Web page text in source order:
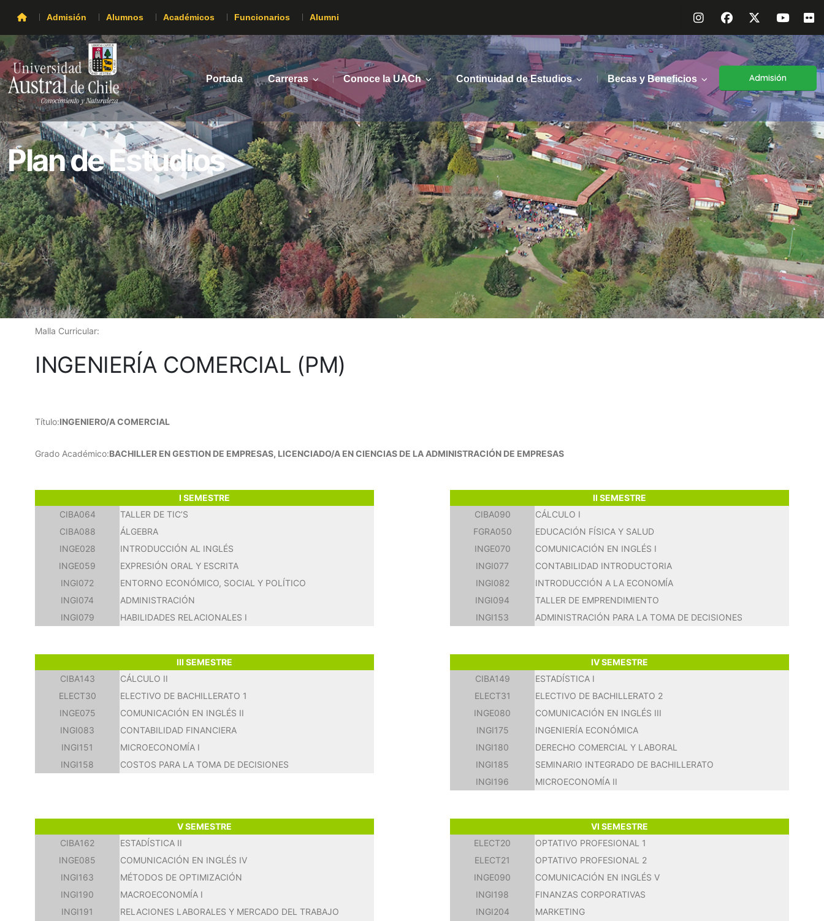
Admisión Alumnos Académicos Funcionarios Alumni
Portada Carreras Conoce la UACh Continuidad de Estudios Becas y Beneficios Admisión
Plan de Estudios
Malla Curricular:
INGENIERÍA COMERCIAL (PM)
Título:INGENIERO/A COMERCIAL
Grado Académico:BACHILLER EN GESTION DE EMPRESAS, LICENCIADO/A EN CIENCIAS DE LA ADMINISTRACIÓN DE EMPRESAS
I SEMESTRE
CIBA064
TALLER DE TIC’S
CIBA088
ÁLGEBRA
INGE028
INTRODUCCIÓN AL INGLÉS
INGE059
EXPRESIÓN ORAL Y ESCRITA
INGI072
ENTORNO ECONÓMICO, SOCIAL Y POLÍTICO
INGI074
ADMINISTRACIÓN
INGI079
HABILIDADES RELACIONALES I
II SEMESTRE
CIBA090
CÁLCULO I
FGRA050
EDUCACIÓN FÍSICA Y SALUD
INGE070
COMUNICACIÓN EN INGLÉS I
INGI077
CONTABILIDAD INTRODUCTORIA
INGI082
INTRODUCCIÓN A LA ECONOMÍA
INGI094
TALLER DE EMPRENDIMIENTO
INGI153
ADMINISTRACIÓN PARA LA TOMA DE DECISIONES
III SEMESTRE
CIBA143
CÁLCULO II
ELECT30
ELECTIVO DE BACHILLERATO 1
INGE075
COMUNICACIÓN EN INGLÉS II
INGI083
CONTABILIDAD FINANCIERA
INGI151
MICROECONOMÍA I
INGI158
COSTOS PARA LA TOMA DE DECISIONES
IV SEMESTRE
CIBA149
ESTADÍSTICA I
ELECT31
ELECTIVO DE BACHILLERATO 2
INGE080
COMUNICACIÓN EN INGLÉS III
INGI175
INGENIERÍA ECONÓMICA
INGI180
DERECHO COMERCIAL Y LABORAL
INGI185
SEMINARIO INTEGRADO DE BACHILLERATO
INGI196
MICROECONOMÍA II
V SEMESTRE
CIBA162
ESTADÍSTICA II
INGE085
COMUNICACIÓN EN INGLÉS IV
INGI163
MÉTODOS DE OPTIMIZACIÓN
INGI190
MACROECONOMÍA I
INGI191
RELACIONES LABORALES Y MERCADO DEL TRABAJO
VI SEMESTRE
ELECT20
OPTATIVO PROFESIONAL 1
ELECT21
OPTATIVO PROFESIONAL 2
INGE090
COMUNICACIÓN EN INGLÉS V
INGI198
FINANZAS CORPORATIVAS
INGI204
MARKETING